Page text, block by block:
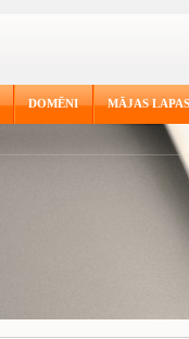
DOMĒNI MĀJAS LAPAS